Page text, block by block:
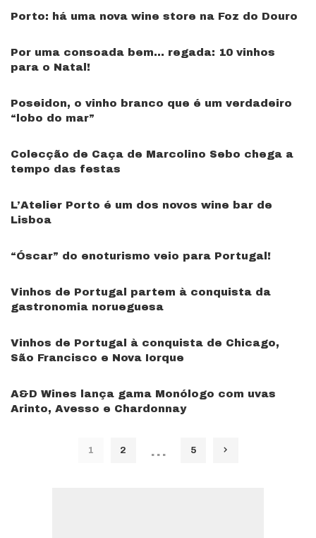
Porto: há uma nova wine store na Foz do Douro
Por uma consoada bem… regada: 10 vinhos
para o Natal!
Poseidon, o vinho branco que é um verdadeiro
“lobo do mar”
Colecção de Caça de Marcolino Sebo chega a
tempo das festas
L’Atelier Porto é um dos novos wine bar de
Lisboa
“Óscar” do enoturismo veio para Portugal!
Vinhos de Portugal partem à conquista da
gastronomia norueguesa
Vinhos de Portugal à conquista de Chicago,
São Francisco e Nova Iorque
A&D Wines lança gama Monólogo com uvas
Arinto, Avesso e Chardonnay
1 2 … 5